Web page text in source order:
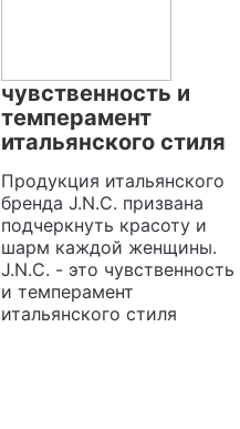
чувственность и
темперамент
итальянского стиля
Продукция итальянского
бренда J.N.C. призвана
подчеркнуть красоту и
шарм каждой женщины.
J.N.C. - это чувственность
и темперамент
итальянского стиля